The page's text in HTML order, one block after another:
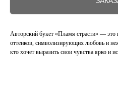
Авторский букет «Пламя страсти» —
оттенков, символизирующих любовь и
кто хочет выразить свои чувства ярко и